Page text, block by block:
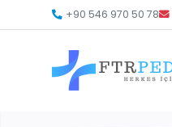
+90 546 970 50 78